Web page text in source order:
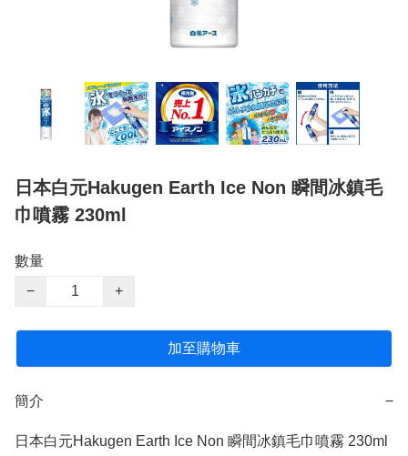
日本白元Hakugen Earth Ice Non 瞬間冰鎮毛
巾噴霧 230ml
數量
−
+
加至購物車
簡介 −
日本白元Hakugen Earth Ice Non 瞬間冰鎮毛巾噴霧 230ml